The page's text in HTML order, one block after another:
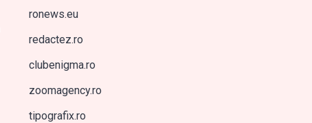
ronews.eu
redactez.ro
clubenigma.ro
zoomagency.ro
tipografix.ro